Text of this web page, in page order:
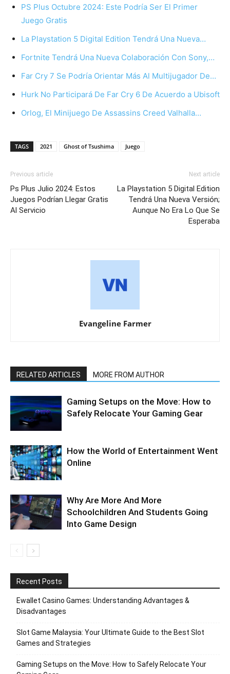
PS Plus Octubre 2024: Este Podría Ser El Primer
Juego Gratis
La Playstation 5 Digital Edition Tendrá Una Nueva…
Fortnite Tendrá Una Nueva Colaboración Con Sony,…
Far Cry 7 Se Podría Orientar Más Al Multijugador De…
Hurk No Participará De Far Cry 6 De Acuerdo a Ubisoft
Orlog, El Minijuego De Assassins Creed Valhalla…
TAGS 2021 Ghost of Tsushima Juego
Previous article
Ps Plus Julio 2024: Estos
Juegos Podrían Llegar Gratis
Al Servicio
Next article
La Playstation 5 Digital Edition
Tendrá Una Nueva Versión;
Aunque No Era Lo Que Se
Esperaba
Evangeline Farmer
RELATED ARTICLES MORE FROM AUTHOR
Gaming Setups on the Move: How to
Safely Relocate Your Gaming Gear
How the World of Entertainment Went
Online
Why Are More And More
Schoolchildren And Students Going
Into Game Design
Recent Posts
Ewallet Casino Games: Understanding Advantages &
Disadvantages
Slot Game Malaysia: Your Ultimate Guide to the Best Slot
Games and Strategies
Gaming Setups on the Move: How to Safely Relocate Your